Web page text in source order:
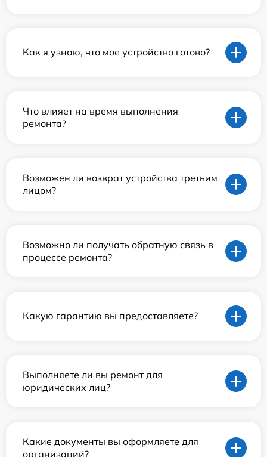
Как я узнаю, что мое устройство готово?
Что влияет на время выполнения
ремонта?
Возможен ли возврат устройства третьим
лицом?
Возможно ли получать обратную связь в
процессе ремонта?
Какую гарантию вы предоставляете?
Выполняете ли вы ремонт для
юридических лиц?
Какие документы вы оформляете для
организаций?